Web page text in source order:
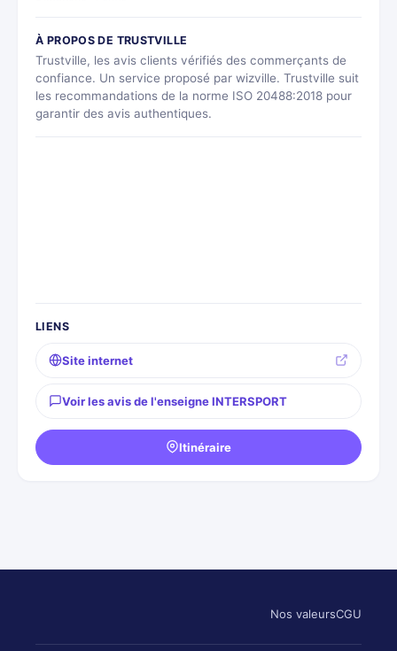
À PROPOS DE TRUSTVILLE
Trustville, les avis clients vérifiés des commerçants de
confiance. Un service proposé par wizville. Trustville suit
les recommandations de la norme ISO 20488:2018 pour
garantir des avis authentiques.
LIENS
Site internet
Voir les avis de l'enseigne INTERSPORT
Itinéraire
Nos valeursCGU